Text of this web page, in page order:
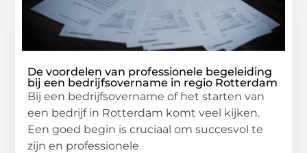
De voordelen van professionele begeleiding
bij een bedrijfsovername in regio Rotterdam
Bij een bedrijfsovername of het starten van
een bedrijf in Rotterdam komt veel kijken.
Een goed begin is cruciaal om succesvol te
zijn en professionele